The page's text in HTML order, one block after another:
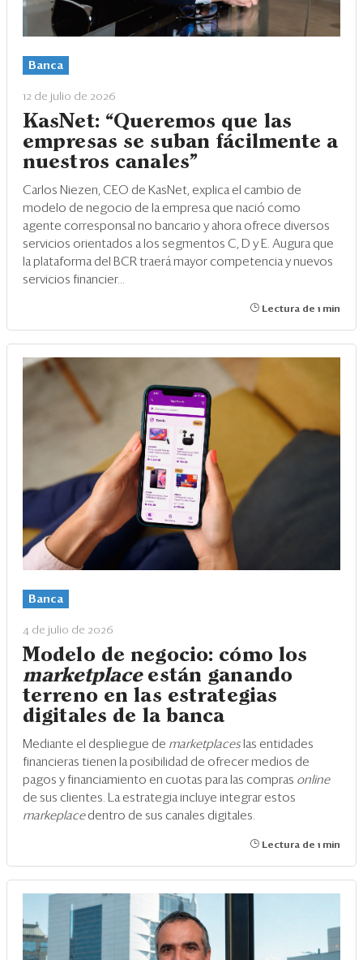
Banca
12 de julio de 2026
KasNet: “Queremos que las
empresas se suban fácilmente a
nuestros canales”
Carlos Niezen, CEO de KasNet, explica el cambio de
modelo de negocio de la empresa que nació como
agente corresponsal no bancario y ahora ofrece diversos
servicios orientados a los segmentos C, D y E. Augura que
la plataforma del BCR traerá mayor competencia y nuevos
servicios financier...
Lectura de 1 min
Banca
4 de julio de 2026
Modelo de negocio: cómo los
marketplaceestán ganando
terreno en las estrategias
digitales de la banca
Mediante el despliegue de marketplaces las entidades
financieras tienen la posibilidad de ofrecer medios de
pagos y financiamiento en cuotas para las compras online
de sus clientes. La estrategia incluye integrar estos
markeplace dentro de sus canales digitales.
Lectura de 1 min